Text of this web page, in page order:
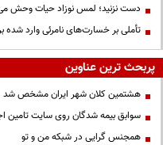
دست نزنید؛ لمس نوزاد حیات وحش
تأملی بر خسارت‌های نامرئی وارد شده
پربحث ترین عناوین
هشتمین کلان شهر ایران مشخص شد
سوابق بیمه شدگان روی سایت تامین
همجنس گرایی در شبکه من و تو